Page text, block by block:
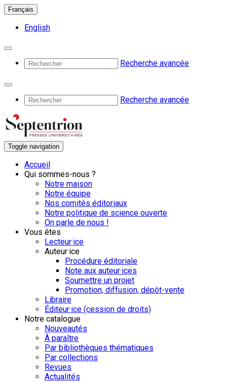
Français
English
Recherche avancée
Recherche avancée
Toggle navigation
Accueil
Qui sommes-nous ?
Notre maison
Notre équipe
Nos comités éditoriaux
Notre politique de science ouverte
On parle de nous !
Vous êtes
Lecteur·ice
Auteur·ice
Procédure éditoriale
Note aux auteur·ices
Soumettre un projet
Promotion, diffusion, dépôt-vente
Libraire
Éditeur·ice (cession de droits)
Notre catalogue
Nouveautés
À paraître
Par bibliothèques thématiques
Par collections
Revues
Actualités